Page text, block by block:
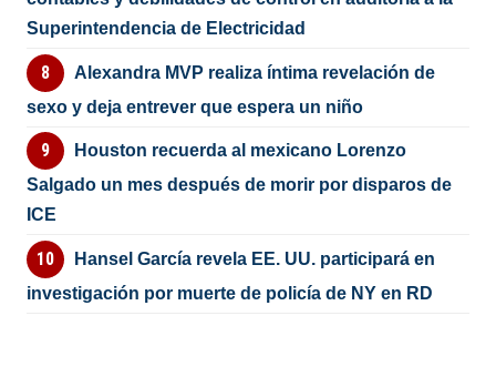
Superintendencia de Electricidad
Alexandra MVP realiza íntima revelación de
sexo y deja entrever que espera un niño
Houston recuerda al mexicano Lorenzo
Salgado un mes después de morir por disparos de
ICE
Hansel García revela EE. UU. participará en
investigación por muerte de policía de NY en RD